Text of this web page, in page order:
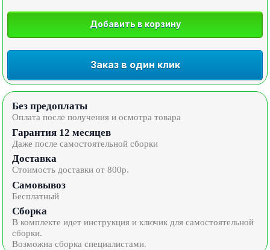
Добавить в корзину
Заказ в один клик
Без предоплаты
Оплата после получения и осмотра товара
Гарантия 12 месяцев
Даже после самостоятельной сборки
Доставка
Стоимость доставки от 800р.
Самовывоз
Бесплатный
Сборка
В комплекте идет инструкция и ключик для самостоятельной
сборки.
Возможна сборка специалистами.